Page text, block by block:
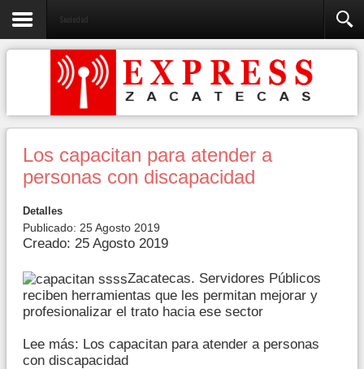
Sociedad
Los capacitan para atender a
personas con discapacidad
Detalles
Publicado: 25 Agosto 2019
Creado: 25 Agosto 2019
Zacatecas. Servidores Públicos
reciben herramientas que les permitan mejorar y
profesionalizar el trato hacia ese sector
Lee más: Los capacitan para atender a personas
con discapacidad